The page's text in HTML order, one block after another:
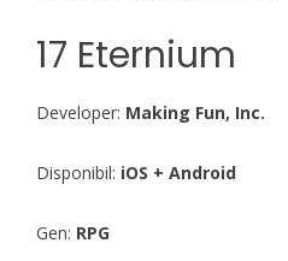
17 Eternium
Developer: Making Fun, Inc.
Disponibil: iOS + Android
Gen: RPG